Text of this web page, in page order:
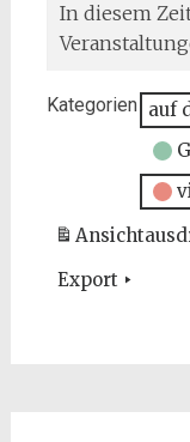
In diesem
Kategorien auf
Ansicht
Export